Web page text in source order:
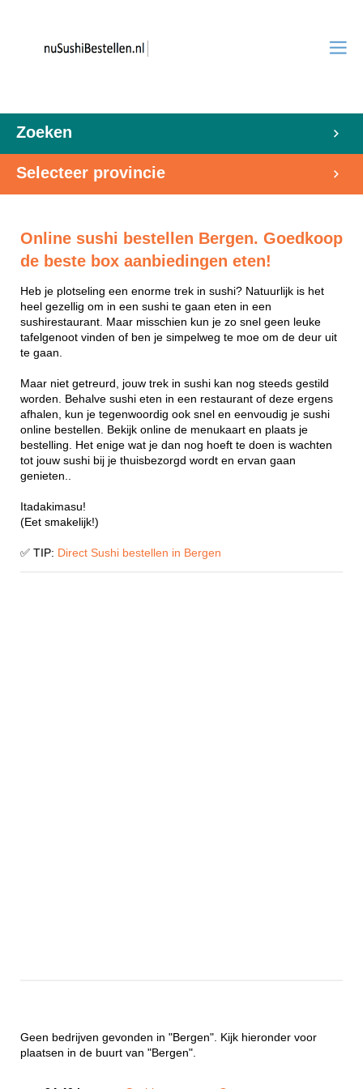
Zoeken
Selecteer provincie
Online sushi bestellen Bergen. Goedkoop
de beste box aanbiedingen eten!
Heb je plotseling een enorme trek in sushi? Natuurlijk is het
heel gezellig om in een sushi te gaan eten in een
sushirestaurant. Maar misschien kun je zo snel geen leuke
tafelgenoot vinden of ben je simpelweg te moe om de deur uit
te gaan.
Maar niet getreurd, jouw trek in sushi kan nog steeds gestild
worden. Behalve sushi eten in een restaurant of deze ergens
afhalen, kun je tegenwoordig ook snel en eenvoudig je sushi
online bestellen. Bekijk online de menukaart en plaats je
bestelling. Het enige wat je dan nog hoeft te doen is wachten
tot jouw sushi bij je thuisbezorgd wordt en ervan gaan
genieten..
Itadakimasu!
(Eet smakelijk!)
✅ TIP: Direct Sushi bestellen in Bergen
Geen bedrijven gevonden in "Bergen". Kijk hieronder voor
plaatsen in de buurt van "Bergen".